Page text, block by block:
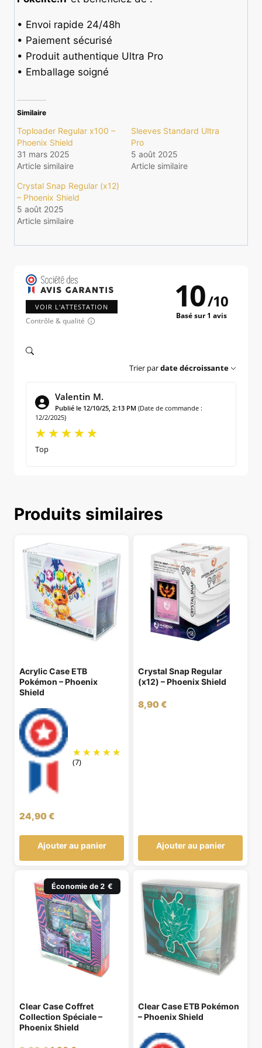
• Envoi rapide 24/48h
• Paiement sécurisé
• Produit authentique Ultra Pro
• Emballage soigné
Similaire
Toploader Regular x100 –
Phoenix Shield
31 mars 2025
Article similaire
Sleeves Standard Ultra
Pro
5 août 2025
Article similaire
Crystal Snap Regular (x12)
– Phoenix Shield
5 août 2025
Article similaire
VOIR L'ATTESTATION
Contrôle & qualité
10/10
Basé sur 1 avis
Trier pardate décroissante
Valentin M.
Publié le 12/10/25, 2:13 PM (Date de commande :
12/2/2025)
Top
Produits similaires
Acrylic Case ETB
Pokémon – Phoenix
Shield
(7)
24,90€
Ajouter au panier
Crystal Snap Regular
(x12) – Phoenix Shield
8,90€
Ajouter au panier
Économie de 2 €
Clear Case Coffret
Collection Spéciale –
Phoenix Shield
Clear Case ETB Pokémon
– Phoenix Shield